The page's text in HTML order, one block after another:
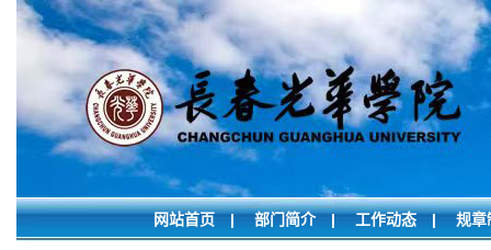
网站首页 | 部门简介| 工作动态 | 规章